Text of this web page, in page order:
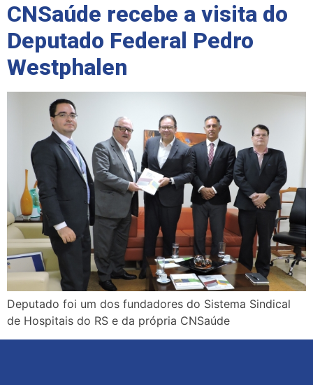
CNSaúde recebe a visita do
Deputado Federal Pedro
Westphalen
Deputado foi um dos fundadores do Sistema Sindical
de Hospitais do RS e da própria CNSaúde